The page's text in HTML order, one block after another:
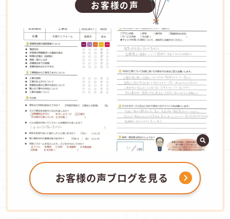
お客様の声
お客様の声ブログを見る